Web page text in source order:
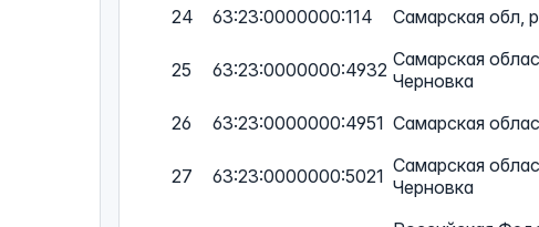
24
63:23:0000000:114 Самарская обл,
25 63:23:0000000:4932 Самарская
Черновка
26
63:23:0000000:4951 Самарская
27 63:23:0000000:5021 Самарская
Черновка